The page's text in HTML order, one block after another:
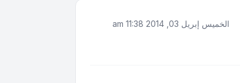
الخميس إبريل 03, 2014 11:38 am